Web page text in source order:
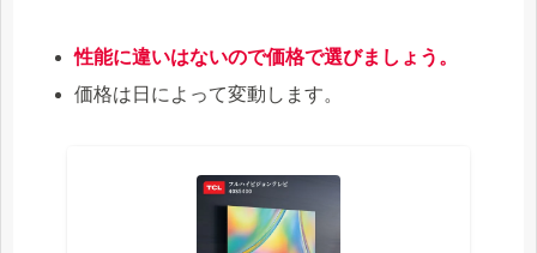
性能に違いはないので価格で選びましょう。
価格は日によって変動します。